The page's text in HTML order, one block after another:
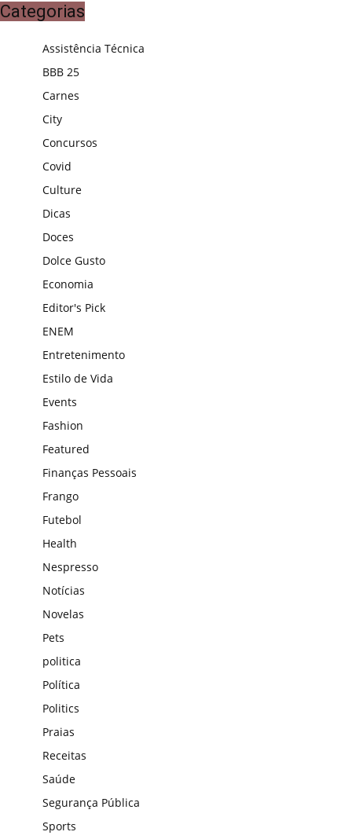
Categorias
Assistência Técnica
BBB 25
Carnes
City
Concursos
Covid
Culture
Dicas
Doces
Dolce Gusto
Economia
Editor's Pick
ENEM
Entretenimento
Estilo de Vida
Events
Fashion
Featured
Finanças Pessoais
Frango
Futebol
Health
Nespresso
Notícias
Novelas
Pets
politica
Política
Politics
Praias
Receitas
Saúde
Segurança Pública
Sports